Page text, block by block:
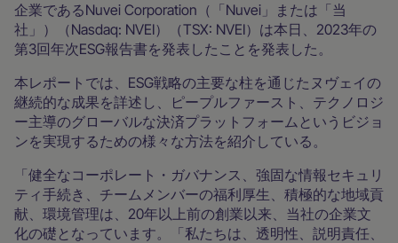
企業であるNuvei Corporation（「Nuvei」または「当
社」）（Nasdaq: NVEI）（TSX: NVEI）は本日、2023年の
第3回年次ESG報告書を発表したことを発表した。
本レポートでは、ESG戦略の主要な柱を通じたヌヴェイの
継続的な成果を詳述し、ピープルファースト、テクノロジ
ー主導のグローバルな決済プラットフォームというビジョ
ンを実現するための様々な方法を紹介している。
「健全なコーポレート・ガバナンス、強固な情報セキュリ
ティ手続き、チームメンバーの福利厚生、積極的な地域貢
献、環境管理は、20年以上前の創業以来、当社の企業文
化の礎となっています。「私たちは、透明性、説明責任、